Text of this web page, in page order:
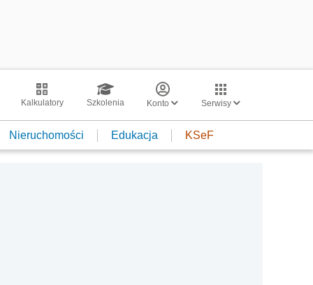
Kalkulatory Szkolenia Konto Serwisy
Nieruchomości Edukacja KSeF